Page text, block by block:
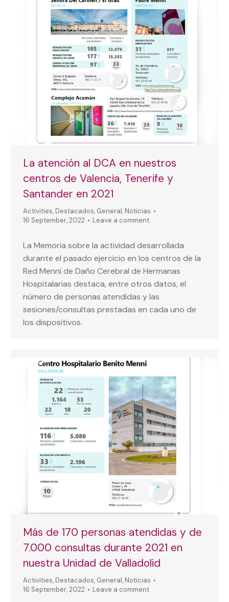
La atención al DCA en nuestros
centros de Valencia, Tenerife y
Santander en 2021
Activities, Destacados, General, Noticias
16 September, 2022
Leave a comment
La Memoria sobre la actividad desarrollada
durante el pasado ejercicio en los centros de la
Red Menni de Daño Cerebral de Hermanas
Hospitalarias destaca, entre otros datos, el
número de personas atendidas y las
sesiones/consultas prestadas en cada uno de
los dispositivos.
Más de 170 personas atendidas y de
7.000 consultas durante 2021 en
nuestra Unidad de Valladolid
Activities, Destacados, General, Noticias
16 September, 2022
Leave a comment